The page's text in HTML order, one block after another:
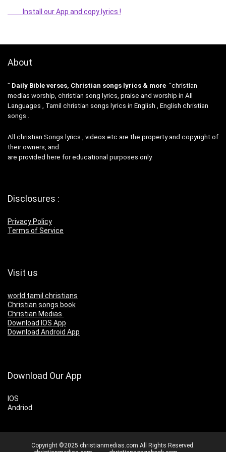
Install our App and copy lyrics !
About
” Daily Bible verses, Christian songs lyrics & more “christian
medias worship, christian song lyrics, praise and worship in All
Languages , Tamil christian songs lyrics in English , English christian
songs .
All christian Songs lyrics , videos etc are the property and copyright of
their owners, and
are provided here for educational purposes only.
Disclosures :
Privacy Policy
Terms of Service
Visit us
world tamil christians
Christian songs book
Christian Medias
Download IOS App
Download Android App
Download Our App
IOS
Andriod
Copyright ©2025 christianmedias.com All Rights Reserved.